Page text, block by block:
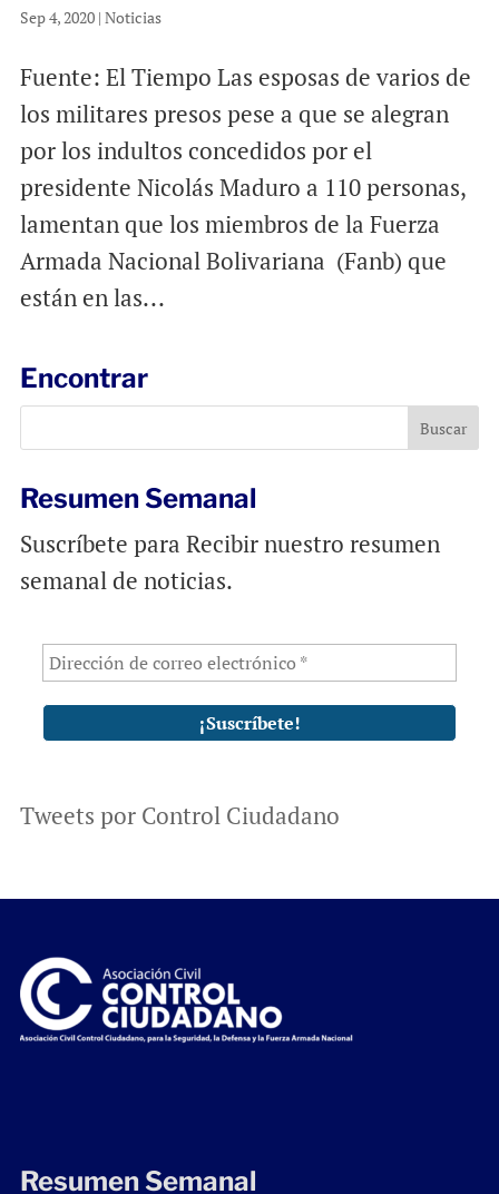
Sep 4, 2020| Noticias
Fuente: El Tiempo Las esposas de varios de
los militares presos pese a que se alegran
por los indultos concedidos por el
presidente Nicolás Maduro a 110 personas,
lamentan que los miembros de la Fuerza
Armada Nacional Bolivariana (Fanb) que
están en las...
Encontrar
Resumen Semanal
Suscríbete para Recibir nuestro resumen
semanal de noticias.
Tweets por Control Ciudadano
Resumen Semanal